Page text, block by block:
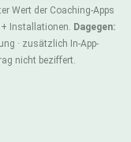
Wert der Coaching-Apps
Installationen. Dagegen:
· zusätzlich In-App-
nicht beziffert.